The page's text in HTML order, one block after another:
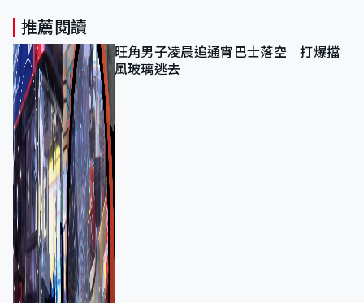
推薦閱讀
旺角男子凌晨追通宵巴士落空 打爆擋
風玻璃逃去